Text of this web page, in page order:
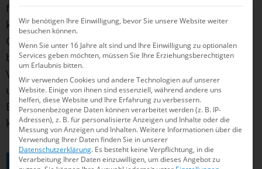
früher oder später selbst den Selbstversuch im
kalten Wasser wagen will. Die perfekte
Gelegenheit bietet sich vom 01. – 06. Januar 2026
bei denEisschwimmtagen. Dann öffnen nämlich
Vereine im ganzen Land ihre Tore und Gewässer
und ermöglichen so allen Interessierten, das
Eisschwimmen in einem sicheren Rahmen
kennenzulernen.
Wir benötigen Ihre Einwilligung, bevor Sie unsere Website weiter
besuchen können.
Wenn Sie unter 16 Jahre alt sind und Ihre Einwilligung zu optionalen
Services geben möchten, müssen Sie Ihre Erziehungsberechtigten
um Erlaubnis bitten.
Wir verwenden Cookies und andere Technologien auf unserer
Website. Einige von ihnen sind essenziell, während andere uns
helfen, diese Website und Ihre Erfahrung zu verbessern.
Personenbezogene Daten können verarbeitet werden (z. B. IP-
Adressen), z. B. für personalisierte Anzeigen und Inhalte oder die
Messung von Anzeigen und Inhalten.Weitere Informationen über die
Verwendung Ihrer Daten finden Sie in unserer
Datenschutzerklärung. Es besteht keine Verpflichtung, in die
Verarbeitung Ihrer Daten einzuwilligen, um dieses Angebot zu